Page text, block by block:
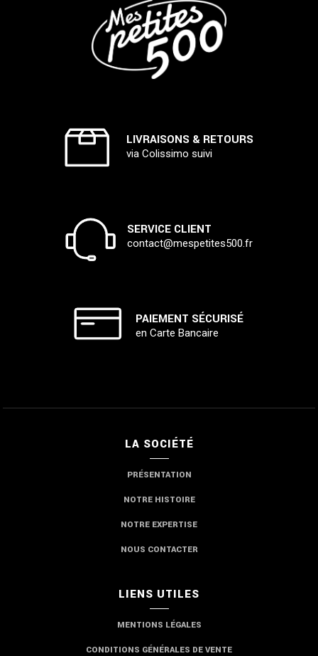
LIVRAISONS & RETOURS
via Colissimo suivi
SERVICE CLIENT
contact@mespetites500.fr
PAIEMENT SÉCURISÉ
en Carte Bancaire
LA SOCIÉTÉ
PRÉSENTATION
NOTRE HISTOIRE
NOTRE EXPERTISE
NOUS CONTACTER
LIENS UTILES
MENTIONS LÉGALES
CONDITIONS GÉNÉRALES DE VENTE